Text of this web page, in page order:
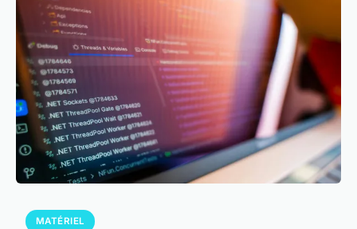
MATÉRIEL